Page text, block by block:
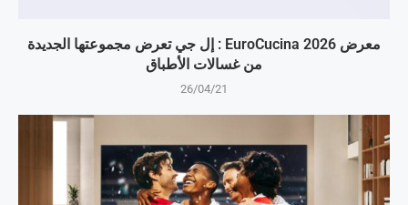
معرض EuroCucina 2026 : إل جي تعرض مجموعتها الجديدة
من غسالات الأطباق
26/04/21